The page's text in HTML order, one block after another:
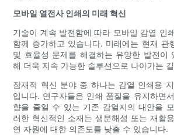
모바일 열전사 인쇄의 미래 혁신
기술이 계속 발전함에 따라 모바일 감열 인
함께 증가하고 있습니다. 미래에는 현재 관
및 효율성 문제를 해결하는 유망한 발전이
해 더욱 지속 가능한 솔루션으로 나아가는
잠재적 혁신 분야 중 하나는 감열 인쇄용
입니다. 연구자들은 인쇄 품질을 유지하면
향을 줄일 수 있는 기존 감열지의 대안을
러한 혁신적인 소재는 생분해성 또는 재활
연 자원에 대한 의존도를 낮출 수 있습니다.